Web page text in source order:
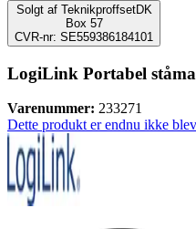
Solgt af TeknikproffsetDK
Box 57
CVR-nr: SE559386184101
LogiLink Portabel
Varenummer: 233271
Dette produkt er endnu ikke